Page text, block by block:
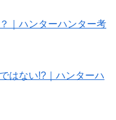
｜ハンターハンター考
はない!?｜ハンターハ